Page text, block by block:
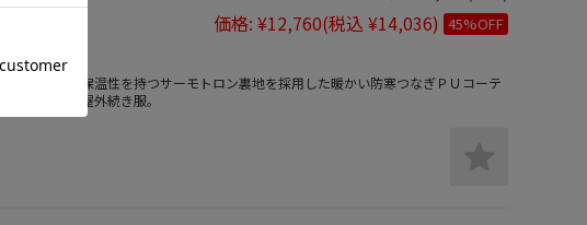
価格: ¥12,760(税込 ¥14,036) 45%OFF
効果で高い保温性を持つサーモトロン裏地を採用した暖かい防寒つなぎＰＵコーテ
りの冬用の屋外続き服。